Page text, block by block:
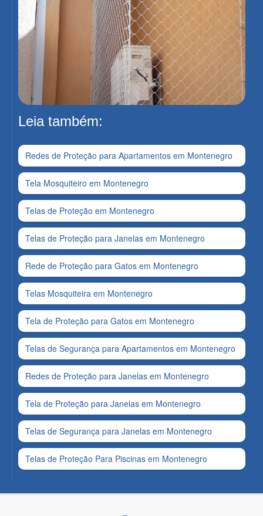
Leia também:
Redes de Proteção para Apartamentos em Montenegro
Tela Mosquiteiro em Montenegro
Telas de Proteção em Montenegro
Telas de Proteção para Janelas em Montenegro
Rede de Proteção para Gatos em Montenegro
Telas Mosquiteira em Montenegro
Tela de Proteção para Gatos em Montenegro
Telas de Segurança para Apartamentos em Montenegro
Redes de Proteção para Janelas em Montenegro
Tela de Proteção para Janelas em Montenegro
Telas de Segurança para Janelas em Montenegro
Telas de Proteção Para Piscinas em Montenegro